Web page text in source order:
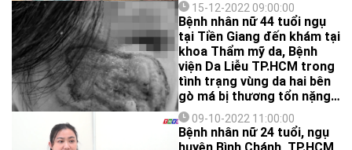
15-12-2022 09:00:00
Bệnh nhân nữ 44 tuổi ngụ
tại Tiền Giang đến khám tại
khoa Thẩm mỹ da, Bệnh
viện Da Liễu TP.HCM trong
tình trạng vùng da hai bên
gò má bị thương tổn nặng,
trợt da, rỉ dịch mủ vàng
đục.09-10-2022 11:00:00
Bệnh nhân nữ 24 tuổi, ngụ